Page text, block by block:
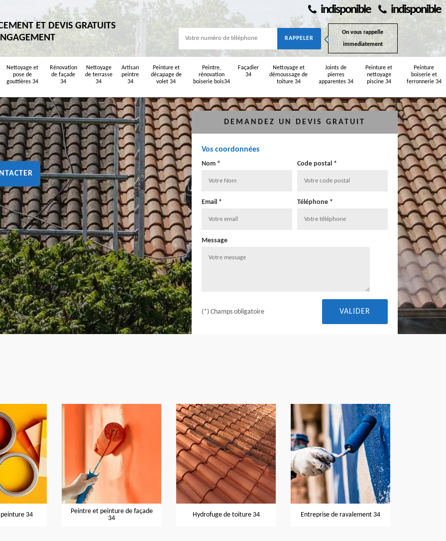
indisponible indisponible
ET DEVIS GRATUITS
On vous rappelle
immediatement
Nettoyage et
pose de
gouttières 34
Rénovation
de façade
34
Nettoyage
de terrasse
34
Artisan
peintre
34
Peinture et
décapage de
volet 34
Peintre,
rénovation
boiserie bois34
Façadier
34
Nettoyage et
démoussage de
toiture 34
Joints de
pierres
apparentes 34
Peinture et
nettoyage
piscine 34
Peinture
boiserie et
ferronnerie 34
DEMANDEZ UN DEVIS GRATUIT
Vos coordonnées
Nom * Code postal *
Email * Téléphone *
Message
(*) Champs obligatoire
et peinture de façade
Hydrofuge de toiture 34 Entreprise de ravalement 34
Nettoyage et pose de gouttières
34